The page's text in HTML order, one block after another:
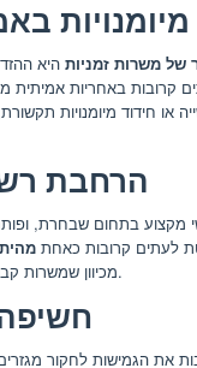
מיומנויות
של משרות זמניות היא
קרובות באחריות אמיתית
או חידוד מיומנויות
2. הרחבת
מקצוע בתחום שבחרת,
לעתים קרובות כאחת
מכיוון שמשרות קבועות רבות מאוישות באמצעות קשרים אישיים.
3.
את הגמישות לחקור